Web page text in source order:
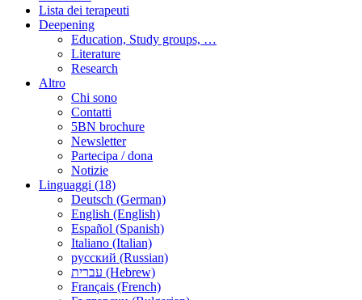
Lista dei terapeuti
Deepening
Education, Study groups, …
Literature
Research
Altro
Chi sono
Contatti
5BN brochure
Newsletter
Partecipa / dona
Notizie
Linguaggi (18)
Deutsch (German)
English (English)
Español (Spanish)
Italiano (Italian)
русский (Russian)
עברית (Hebrew)
Français (French)